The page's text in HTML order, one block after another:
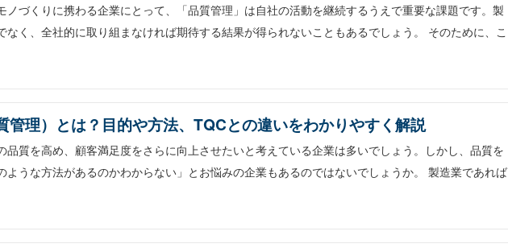
ノづくりに携わる企業にとって、「品質管理」は自社の活動を継続するうえで重要な課題です。製
なく、全社的に取り組まなければ期待する結果が得られないこともあるでしょう。 そのために、こ
管理）とは？目的や方法、TQCとの違いをわかりやすく解説
品質を高め、顧客満足度をさらに向上させたいと考えている企業は多いでしょう。しかし、品質を
ような方法があるのかわからない」とお悩みの企業もあるのではないでしょうか。 製造業であれば